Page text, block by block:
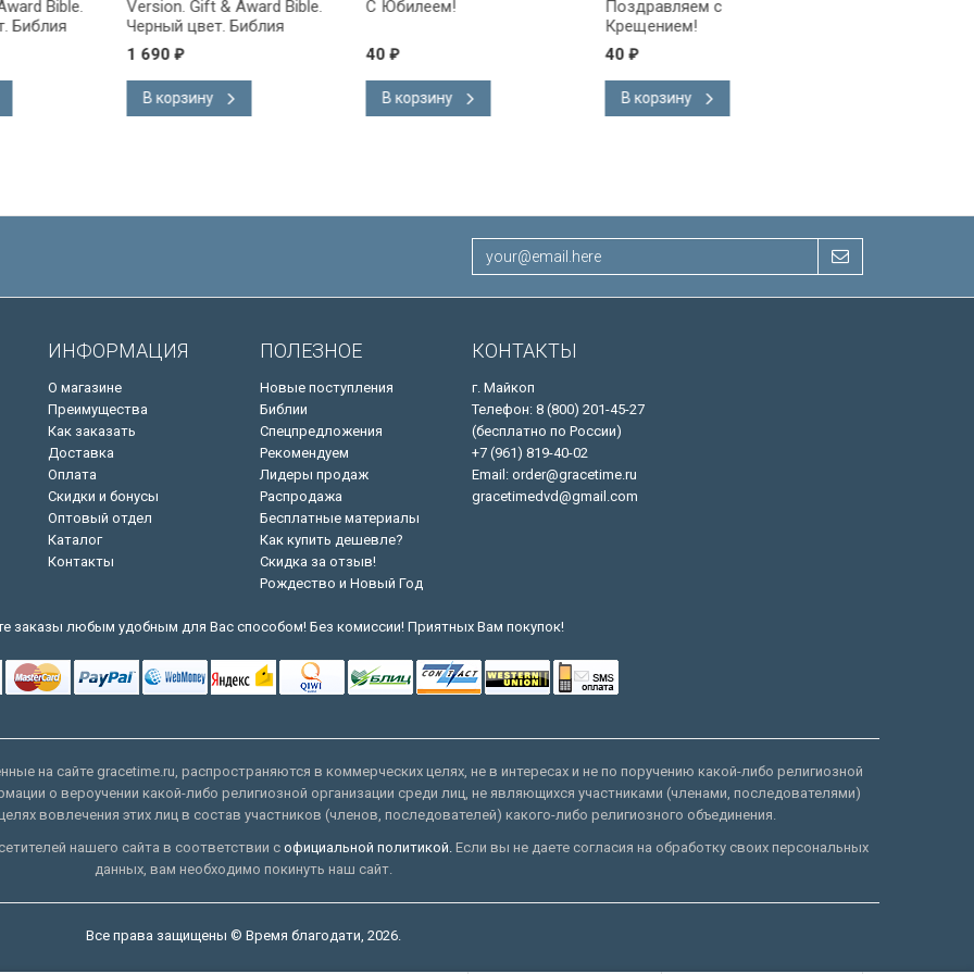
Bible.
слова
Version. Gift & Award Bible.
Черный цвет. Библия
Короля Иакова на
английском языке.
Словарь, карты, закладка,
подарочная вкладка, слова
1 690₽
В корзину
С Юбилеем!
40₽
В корзину
Поздравляем с
Крещением!
40₽
В корзину
ИНФОРМАЦИЯ
О магазине
Преимущества
Как заказать
Доставка
Оплата
Скидки и бонусы
Оптовый отдел
Каталог
Контакты
ПОЛЕЗНОЕ
Новые поступления
Библии
Спецпредложения
Рекомендуем
Лидеры продаж
Распродажа
Бесплатные материалы
Как купить дешевле?
Скидка за отзыв!
Рождество и Новый Год
КОНТАКТЫ
г. Майкоп
Телефон: 8 (800) 201-45-27
(бесплатно по России)
+7 (961) 819-40-02
Email: order@gracetime.ru
gracetimedvd@gmail.com
заказы любым удобным для Вас способом! Без комиссии! Приятных Вам покупок!
на сайте gracetime.ru, распространяются в коммерческих целях, не в интересах и не по поручению какой-либо религиозной
о вероучении какой-либо религиозной организации среди лиц, не являющихся участниками (членами, последователями)
вовлечения этих лиц в состав участников (членов, последователей) какого-либо религиозного объединения.
нашего сайта в соответствии с официальной политикой.Если вы не даете согласия на обработку своих персональных
данных, вам необходимо покинуть наш сайт.
Все права защищены © Время благодати, 2026.